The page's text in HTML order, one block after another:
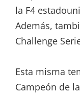
la F4
Además,
Challenge
Esta misma
Campeón de